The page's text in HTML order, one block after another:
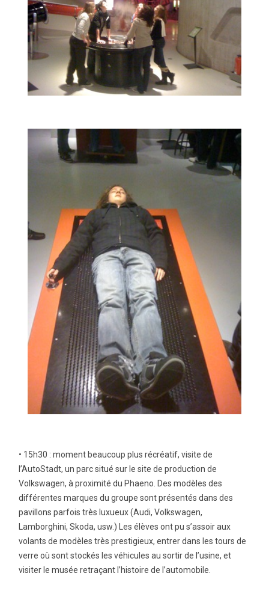
• 15h30 : moment beaucoup plus récréatif, visite de
l’AutoStadt, un parc situé sur le site de production de
Volkswagen, à proximité du Phaeno. Des modèles des
différentes marques du groupe sont présentés dans des
pavillons parfois très luxueux (Audi, Volkswagen,
Lamborghini, Skoda, usw.) Les élèves ont pu s’assoir aux
volants de modèles très prestigieux, entrer dans les tours de
verre où sont stockés les véhicules au sortir de l’usine, et
visiter le musée retraçant l’histoire de l’automobile.